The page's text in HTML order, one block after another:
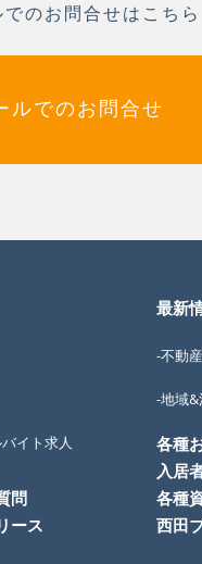
でのお問合せはこちら
ルでのお問合せ
イト求人
最新
-不動
-地域&
各種
入居
問
各種
ース
西田